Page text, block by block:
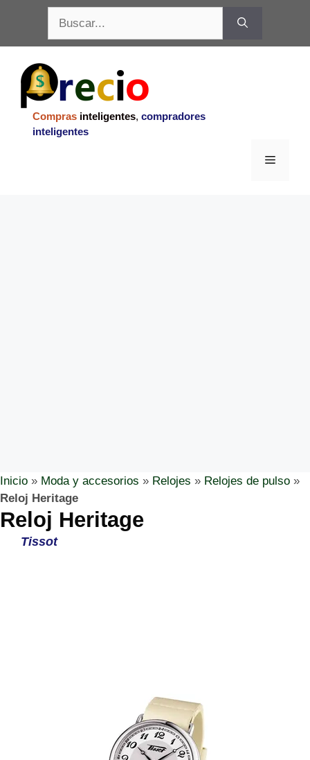
contenido
Compras inteligentes, compradores
inteligentes
Menu
Inicio » Moda y accesorios » Relojes » Relojes de pulso »
Reloj Heritage
Reloj Heritage
Tissot